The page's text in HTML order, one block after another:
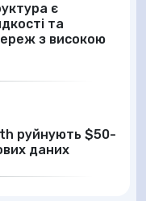
є
та
з високою
руйнують $50-
даних